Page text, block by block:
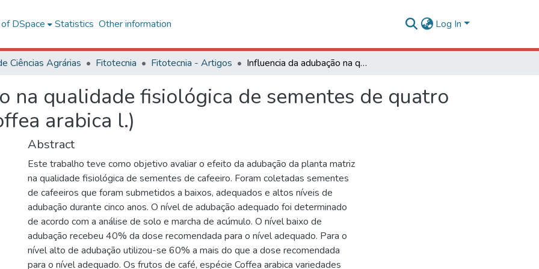
DSpace Statistics Other information Log In
Ciências Agrárias Fitotecnia Fitotecnia - Artigos Influencia da adubação na qualidade fisiológica de sementes de quatro variedades de café (coffea arabica l.)
na qualidade fisiológica de sementes de quatro
arabica l.)
Abstract
Este trabalho teve como objetivo avaliar o efeito da adubação da planta matriz
na qualidade fisiológica de sementes de cafeeiro. Foram coletadas sementes
de cafeeiros que foram submetidos a baixos, adequados e altos níveis de
adubação durante cinco anos. O nível de adubação adequado foi determinado
de acordo com a análise de solo e marcha de acúmulo. O nível baixo de
adubação recebeu 40% da dose recomendada para o nível adequado. Para o
nível alto de adubação utilizou-se 60% a mais do que a dose recomendada
para o nível adequado. Os frutos de café, espécie Coffea arabica variedades